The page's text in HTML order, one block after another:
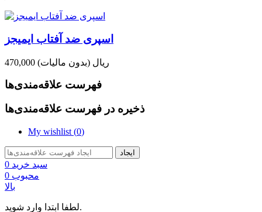
اسپری ضد آفتاب ایمیجز
470,000 ریال (بدون مالیات)
فهرست علاقه‌مندی‌ها
ذخیره در فهرست علاقه‌مندی‌ها
My wishlist (0)
ایجاد
سبد خرید 0
محبوب 0
بالا
لطفا ابتدا وارد شوید.